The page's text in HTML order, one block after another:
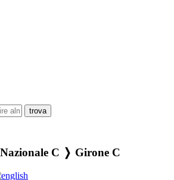
C ❭ Girone C